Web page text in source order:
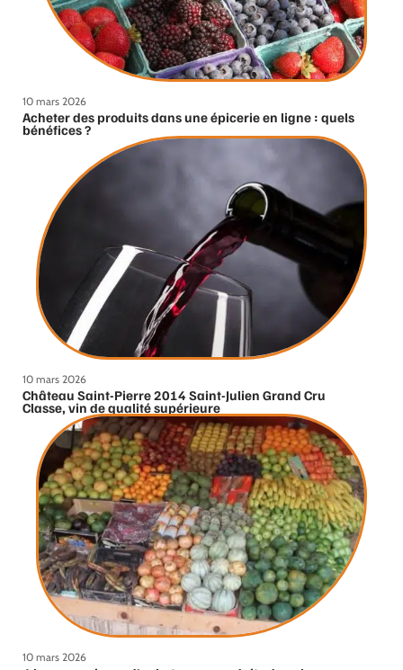
10 mars 2026
Acheter des produits dans une épicerie en ligne : quels
bénéfices ?
10 mars 2026
Château Saint-Pierre 2014 Saint-Julien Grand Cru
Classe, vin de qualité supérieure
10 mars 2026